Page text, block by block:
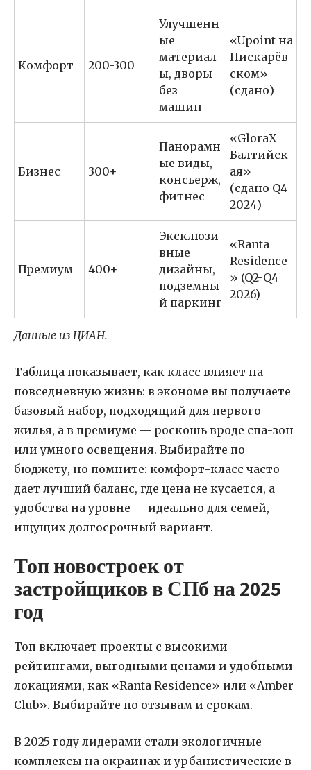
Комфорт 200-300
Улучшенн
ые
материал
ы, дворы
без
машин
«Upoint на
Пискарёв
ском»
(сдано)
Бизнес 300+
Панорамн
ые виды,
консьерж,
фитнес
«GloraX
Балтийск
ая»
(сдано Q4
2024)
Премиум 400+
Эксклюзи
вные
дизайны,
подземны
й паркинг
«Ranta
Residence
» (Q2-Q4
2026)
Данные из ЦИАН.
Таблица показывает, как класс влияет на
повседневную жизнь: в экономе вы получаете
базовый набор, подходящий для первого
жилья, а в премиуме — роскошь вроде спа-зон
или умного освещения. Выбирайте по
бюджету, но помните: комфорт-класс часто
дает лучший баланс, где цена не кусается, а
удобства на уровне — идеально для семей,
ищущих долгосрочный вариант.
Топ новостроек от
застройщиков в СПб на 2025
год
Топ включает проекты с высокими
рейтингами, выгодными ценами и удобными
локациями, как «Ranta Residence» или «Amber
Club». Выбирайте по отзывам и срокам.
В 2025 году лидерами стали экологичные
комплексы на окраинах и урбанистические в